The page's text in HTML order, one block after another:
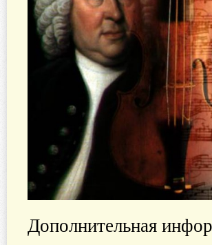
Дополнительная